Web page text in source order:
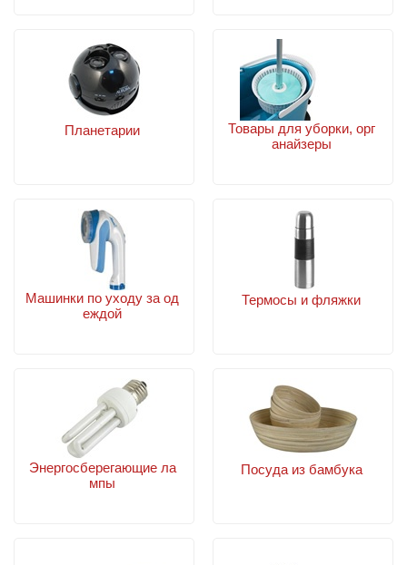
Планетарии
Товары для уборки, орг
анайзеры
Машинки по уходу за од
еждой
Термосы и фляжки
Энергосберегающие ла
мпы
Посуда из бамбука